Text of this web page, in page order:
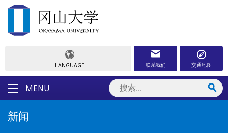
LANGUAGE 联系我们 交通地图
MENU
新闻